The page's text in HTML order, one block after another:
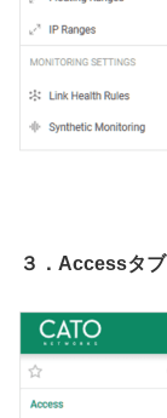
３．Accessタブ